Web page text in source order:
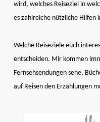
wird, welches Reiseziel in
es zahlreiche nützliche Hilfen
Welche Reiseziele euch
entscheiden. Mir kommen
Fernsehsendungen sehe,
auf Reisen den Erzählungen